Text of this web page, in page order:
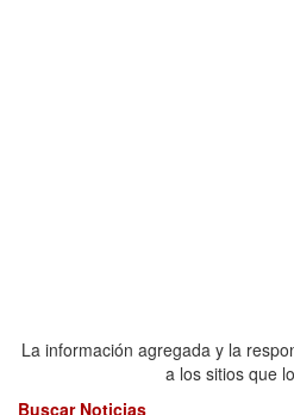
La información agregada y la
a los sitios que
Buscar Noticias